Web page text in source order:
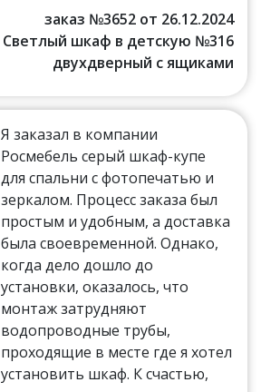
заказ №3652 от 26.12.2024
Светлый шкаф в детскую №316
двухдверный с ящиками
Я заказал в компании
Росмебель серый шкаф-купе
для спальни с фотопечатью и
зеркалом. Процесс заказа был
простым и удобным, а доставка
была своевременной. Однако,
когда дело дошло до
установки, оказалось, что
монтаж затрудняют
водопроводные трубы,
проходящие в месте где я хотел
установить шкаф. К счастью,